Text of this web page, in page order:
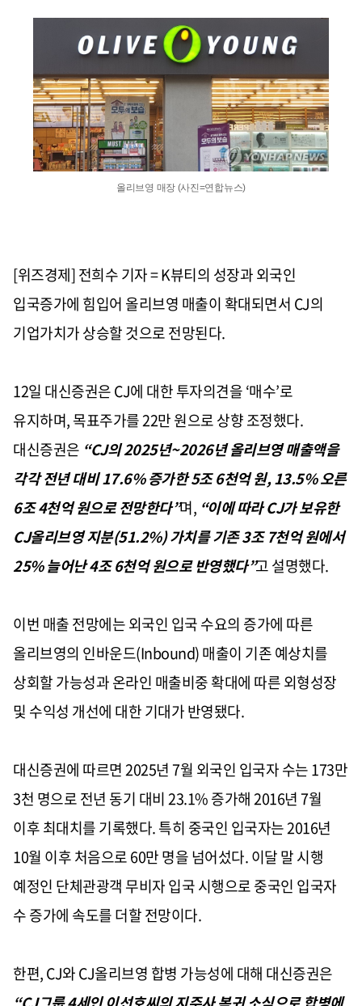
올리브영 매장 (사진=연합뉴스)
[위즈경제] 전희수 기자 =K뷰티의 성장과 외국인
입국증가에 힘입어 올리브영 매출이 확대되면서 CJ의
기업가치가 상승할 것으로 전망된다.
12일 대신증권은CJ에 대한 투자의견을 ‘매수’로
유지하며,목표주가를22만 원으로상향 조정했다.
대신증권은 “CJ의2025년~2026년 올리브영 매출액을
각각 전년 대비17.6%증가한5조6천억 원, 13.5%오른
6조4천억 원으로 전망한다”며, “이에 따라CJ가 보유한
CJ올리브영 지분(51.2%)가치를 기존3조7천억 원에서
25%늘어난4조6천억 원으로 반영했다”고 설명했다.
이번 매출 전망에는 외국인 입국 수요의 증가에 따른
올리브영의 인바운드(Inbound)매출이 기존 예상치를
상회할 가능성과 온라인 매출비중 확대에 따른 외형성장
및 수익성 개선에 대한 기대가 반영됐다.
대신증권에 따르면2025년7월 외국인 입국자 수는173만
3천 명으로 전년 동기 대비23.1%증가해2016년7월
이후 최대치를 기록했다.특히 중국인 입국자는2016년
10월 이후처음으로60만 명을 넘어섰다.이달 말 시행
예정인 단체관광객 무비자 입국 시행으로 중국인 입국자
수 증가에 속도를 더할 전망이다.
한편, CJ와CJ올리브영 합병 가능성에 대해 대신증권은